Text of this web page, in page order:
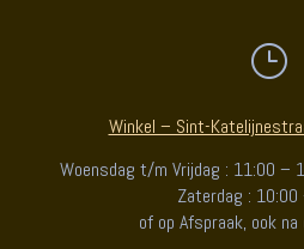
}
Winkel – Sint-
Woensdag t/m Vrijdag : 11:00
Zaterdag :
of op Afspraak, ook na